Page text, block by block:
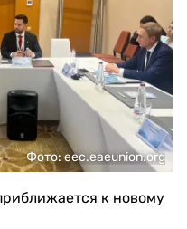
Фото: eec.eaeunion.org
к новому